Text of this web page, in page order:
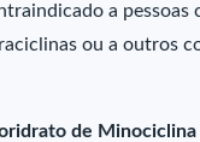
a pessoas
ou a outros
de Minociclina